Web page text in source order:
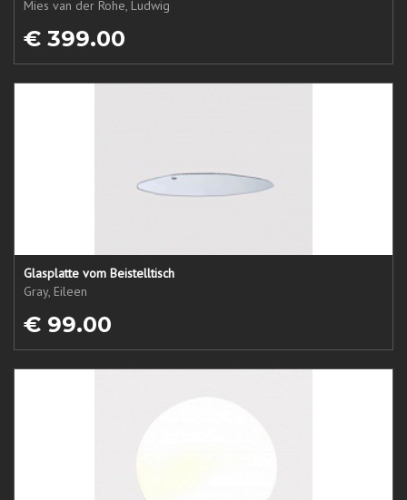
Mies van der Rohe, Ludwig
€ 399.00
Glasplatte vom Beistelltisch
Gray, Eileen
€ 99.00